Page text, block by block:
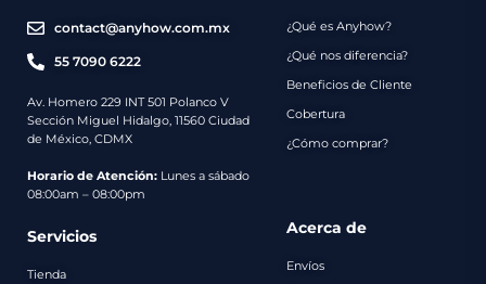
contact@anyhow.com.mx
55 7090 6222
Av. Homero 229 INT 501 Polanco V
Sección Miguel Hidalgo, 11560 Ciudad
de México, CDMX
Horario de Atención: Lunes a sábado
08:00am – 08:00pm
¿Qué es Anyhow?
¿Qué nos diferencia?
Beneficios de Cliente
Cobertura
¿Cómo comprar?
Servicios
Tienda
Acerca de
Envíos
Envíos
Métodos
de
Contacto